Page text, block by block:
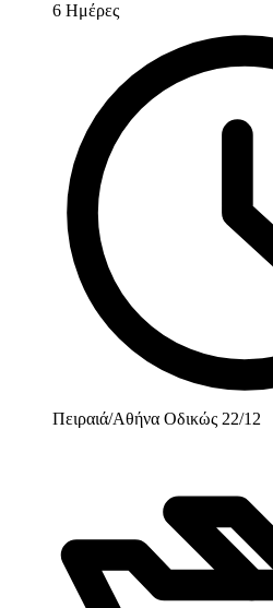
6 Ημέρες
Πειραιά/Αθήνα Οδικώς 22/12